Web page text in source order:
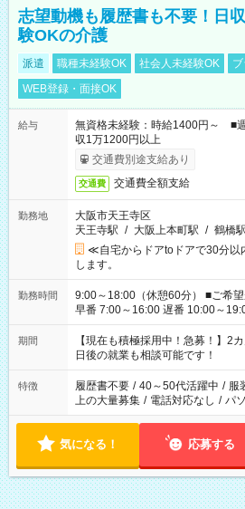
志望動機も履歴書も不要！日
験OKの介護
派遣 職種未経験OK 社会人未経験OK
WEB登録・面接OK
給与
無資格未経験：時給1400円～ ■
収1万1200円以上
交通費別途支給あり
交通費 交通費全額支給
勤務地
大阪市天王寺区
天王寺駅 / 大阪上本町駅 / 鶴橋駅
≪自宅からドアtoドアで30分
します。
勤務時間
9:00～18:00（休憩60分） ■ご希望があれば下記シフトもOK！
早番 7:00～16:00 遅番 10:00～19:00 「家族と休みを合わ
い」 「余裕を持って夕飯の準備
たくない」 など、ご希望を教えてください
の方へ 今ご覧のお仕事で希望する
の勤務時間。 合計で週40時間を
期間
【現在も積極採用中！急募！】
日後の就業も相談可能です！
特徴 履歴書不要 / 40～50代活躍中 / 服
上の大量募集 / 電話対応なし / パ
気になる！ 応募する